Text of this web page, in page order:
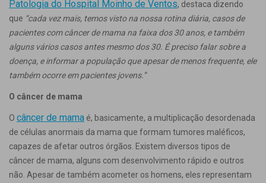
Patologia do Hospital Moinho de Ventos, destaca dizendo
que “cada vez mais, temos visto na nossa rotina diária, casos de
pacientes com câncer de mama na faixa dos 30 anos, e também
alguns vários casos antes mesmo dos 30. É preciso falar sobre a
doença, e informar a população que apesar de menos frequente, ele
também ocorre em pacientes jovens.”
O câncer de mama
O câncer de mama é, basicamente, a multiplicação desordenada
de células anormais da mama que formam tumores maléficos,
capazes de afetar outros órgãos. Existem diversos tipos de
câncer de mama, alguns com desenvolvimento rápido e outros
não. Apesar de também acometer os homens, eles representam